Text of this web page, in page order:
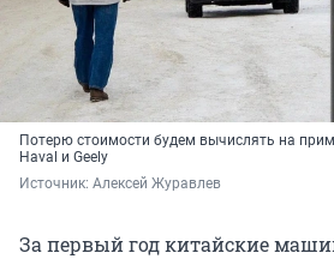
Потерю стоимости будем вычислять на
Haval и Geely
Источник: Алексей Журавлев
За первый год китайские